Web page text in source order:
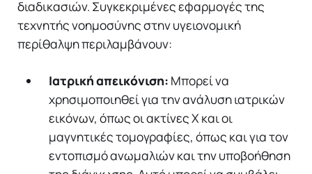
διαδικασιών. Συγκεκριμένες εφαρμογές της
τεχνητής νοημοσύνης στην υγειονομική
περίθαλψη περιλαμβάνουν:
Ιατρική απεικόνιση: Mπορεί να
χρησιμοποιηθεί για την ανάλυση ιατρικών
εικόνων, όπως οι ακτίνες Χ και οι
μαγνητικές τομογραφίες, όπως και για τον
εντοπισμό ανωμαλιών και την υποβοήθηση